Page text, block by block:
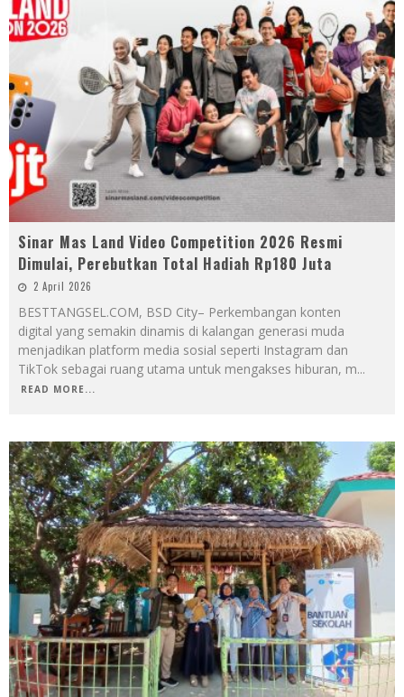
Sinar Mas Land Video Competition 2026 Resmi
Dimulai, Perebutkan Total Hadiah Rp180 Juta
2 April 2026
BESTTANGSEL.COM, BSD City– Perkembangan konten
digital yang semakin dinamis di kalangan generasi muda
menjadikan platform media sosial seperti Instagram dan
TikTok sebagai ruang utama untuk mengakses hiburan, m...
READ MORE...